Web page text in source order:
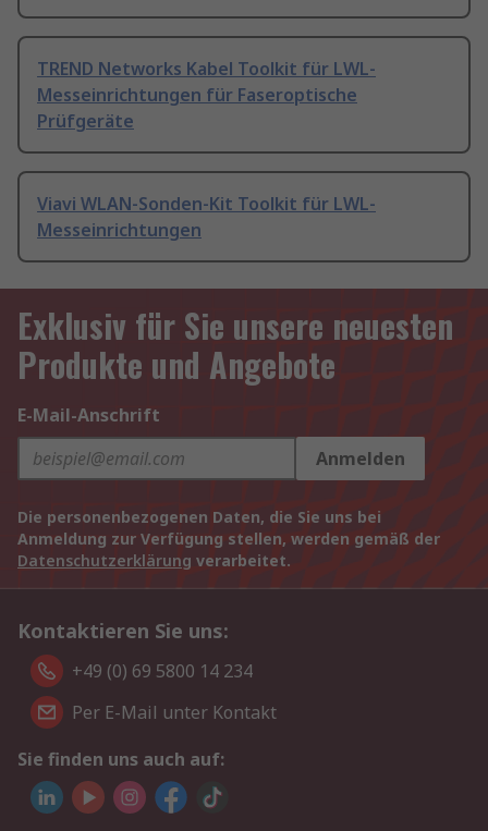
TREND Networks Kabel Toolkit für LWL-
Messeinrichtungen für Faseroptische
Prüfgeräte
Viavi WLAN-Sonden-Kit Toolkit für LWL-
Messeinrichtungen
Exklusiv für Sie unsere neuesten
Produkte und Angebote
E-Mail-Anschrift
Anmelden
Die personenbezogenen Daten, die Sie uns bei
Anmeldung zur Verfügung stellen, werden gemäß der
Datenschutzerklärung verarbeitet.
Kontaktieren Sie uns:
+49 (0) 69 5800 14 234
Per E-Mail unter Kontakt
Sie finden uns auch auf: